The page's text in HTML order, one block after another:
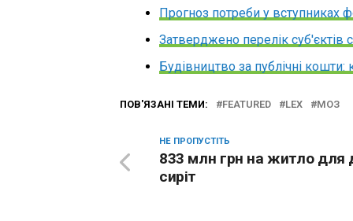
Прогноз потреби у вступниках
Затверджено перелік суб'єктів
Будівництво за публічні
ПОВ'ЯЗАНІ ТЕМИ: FEATURED LEX МОЗ
НЕ ПРОПУСТІТЬ
833 млн грн на житло для
сиріт